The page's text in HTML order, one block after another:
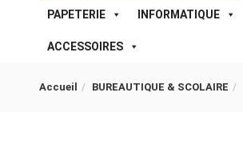
INFORMATIQUE
PAPETERIE
ACCESSOIRES
Accueil BUREAUTIQUE & SCOLAIRE